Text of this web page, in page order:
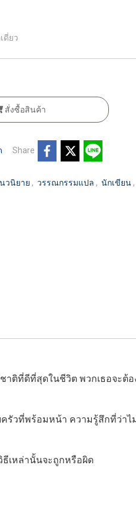
ดี่ยว
สั่งซื้อสินค้า
Share
นวนิยาย , วรรณกรรมแปล , นักเขียน ,
ที่ดีที่สุดในชีวิต พวกเธอจะต้อ
รัวที่พร้อมหน้า ความรู้สึกที่ว่า
ธีเหล่านั้นจะถูกหรือผิด